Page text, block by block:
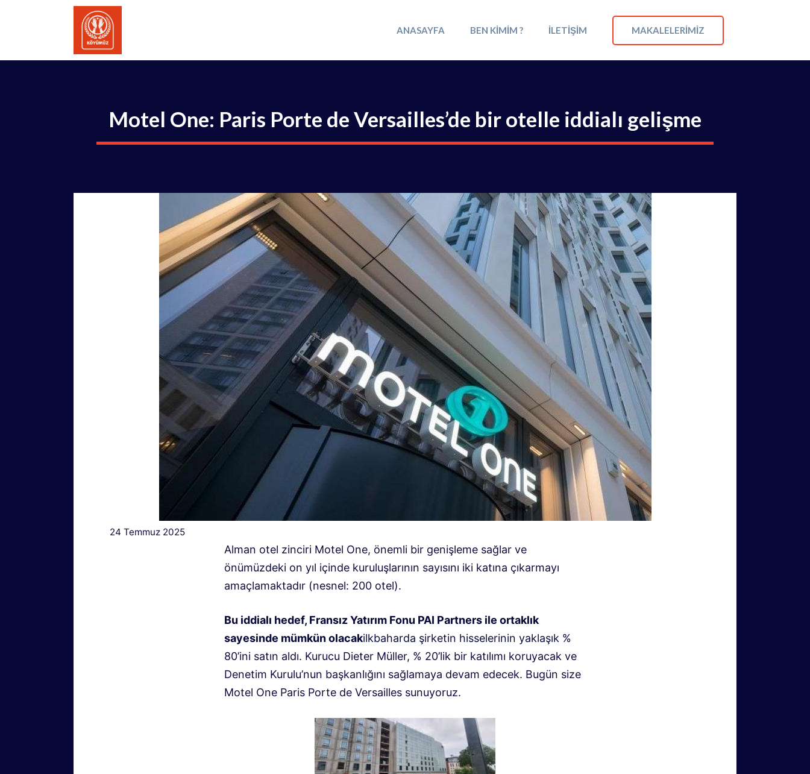
ANASAYFA BEN KIMIM ? İLETIŞIM MAKALELERIMIZ
Motel One: Paris Porte de Versailles’de bir otelle iddialı gelişme
24 Temmuz 2025
Alman otel zinciri Motel One, önemli bir genişleme sağlar ve
önümüzdeki on yıl içinde kuruluşlarının sayısını iki katına çıkarmayı
amaçlamaktadır (nesnel: 200 otel).
Bu iddialı hedef, Fransız Yatırım Fonu PAI Partners ile ortaklık
sayesinde mümkün olacakilkbaharda şirketin hisselerinin yaklaşık %
80’ini satın aldı. Kurucu Dieter Müller, % 20’lik bir katılımı koruyacak ve
Denetim Kurulu’nun başkanlığını sağlamaya devam edecek. Bugün size
Motel One Paris Porte de Versailles sunuyoruz.